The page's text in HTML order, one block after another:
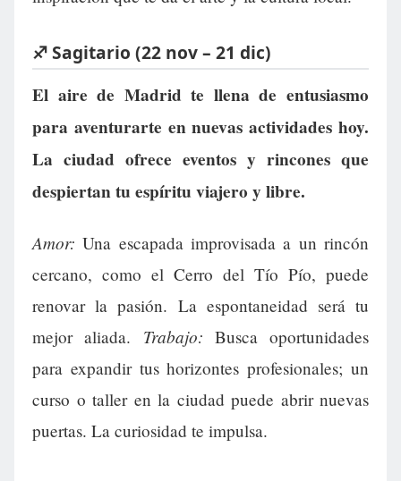
♐ Sagitario (22 nov – 21 dic)
El aire de Madrid te llena de entusiasmo
para aventurarte en nuevas actividades hoy.
La ciudad ofrece eventos y rincones que
despiertan tu espíritu viajero y libre.
Amor: Una escapada improvisada a un rincón
cercano, como el Cerro del Tío Pío, puede
renovar la pasión. La espontaneidad será tu
mejor aliada. Trabajo: Busca oportunidades
para expandir tus horizontes profesionales; un
curso o taller en la ciudad puede abrir nuevas
puertas. La curiosidad te impulsa.